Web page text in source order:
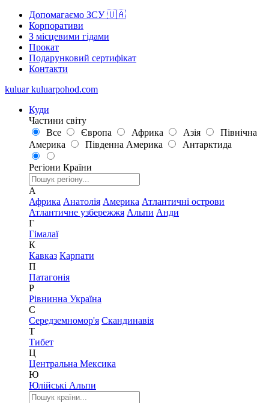
Допомагаємо ЗСУ 🇺🇦
Корпоративи
З місцевими гідами
Прокат
Подарунковий сертифікат
Контакти
kuluar kuluarpohod.com
Куди
Частини світу
Все
Європа Африка Азія
Північна
Америка
Південна Америка Антарктида
Регіони Країни
А
Африка Анатолія Америка Атлантичні острови
Атлантичне узбережжя Альпи Анди
Г
Гімалаї
К
Кавказ Карпати
П
Патагонія
Р
Рівнинна Україна
С
Середземномор'я Скандинавія
Т
Тибет
Ц
Центральна Мексика
Ю
Юлійські Альпи